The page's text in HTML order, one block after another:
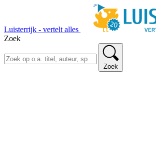
Luisterrijk - vertelt alles
Zoek
Zoek